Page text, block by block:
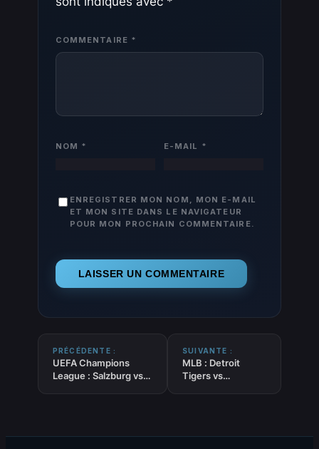
COMMENTAIRE *
NOM * E-MAIL *
ENREGISTRER MON NOM, MON E-MAIL
ET MON SITE DANS LE NAVIGATEUR
POUR MON PROCHAIN COMMENTAIRE.
PRÉCÉDENTE :
UEFA Champions
League : Salzburg vs
SUIVANTE :
MLB : Detroit
Tigers vs